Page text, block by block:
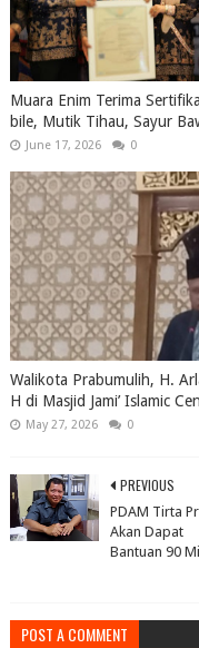
Muara Enim Terima
bile, Mutik Tihau, Sayur
June 17, 2026 0
Walikota Prabumulih, H.
H di Masjid Jami’ Islamic
May 27, 2026 0
PREVIOUS
PDAM Tirta
Akan Dapat
Bantuan 90
POST A COMMENT